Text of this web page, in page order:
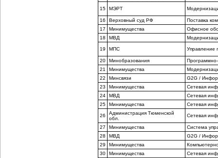
15 МЭРТ
16 Верховный суд РФ
Поставка
17
Минимущества
Офисное
18
МВД
19 МПС Управление
20 Минобразования
Программно-
21
Минимущества
22
Минсвязи
G2G /
23
Минимущества
Сетевая
24
МВД
Сетевая
25
Минимущества Сетевая
26
Администрация Тюменской
обл.
Сетевая
27 Минимущества
Система
28
МВД
G2G /
29
Минимущества
30
Минимущества
Сетевая